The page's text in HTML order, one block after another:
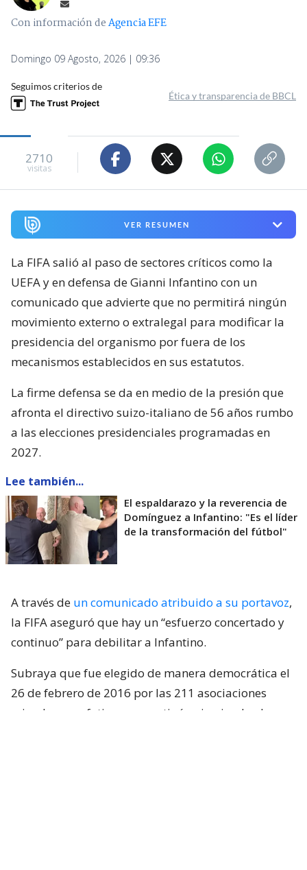
Con información deAgencia EFE
Domingo 09 Agosto, 2026 | 09:36
Seguimos criterios de
Ética y transparencia de BBCL
2710
visitas
VER RESUMEN
La FIFA salió al paso de sectores críticos como la
UEFA y en defensa de Gianni Infantino con un
comunicado que advierte que no permitirá ningún
movimiento externo o extralegal para modificar la
presidencia del organismo por fuera de los
mecanismos establecidos en sus estatutos.
La firme defensa se da en medio de la presión que
afronta el directivo suizo-italiano de 56 años rumbo
a las elecciones presidenciales programadas en
2027.
Lee también...
El espaldarazo y la reverencia de
Domínguez a Infantino: "Es el líder
de la transformación del fútbol"
A través de un comunicado atribuido a su portavoz,
la FIFA aseguró que hay un “esfuerzo concertado y
continuo” para debilitar a Infantino.
Subraya que fue elegido de manera democrática el
26 de febrero de 2016 por las 211 asociaciones
miembro y enfatiza que continúa ejerciendo el